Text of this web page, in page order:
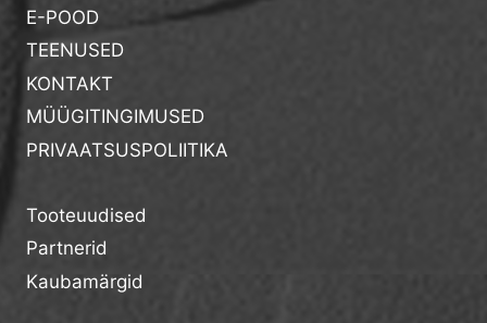
E-POOD
TEENUSED
KONTAKT
MÜÜGITINGIMUSED
PRIVAATSUSPOLIITIKA
Tooteuudised
Partnerid
Kaubamärgid